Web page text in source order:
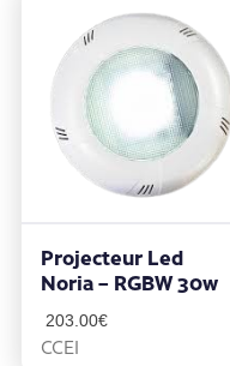
Projecteur Led
Noria – RGBW 30w
203.00€
CCEI